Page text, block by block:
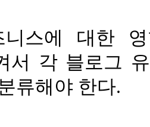
니스에 대한
서 각 블로그
류해야 한다.